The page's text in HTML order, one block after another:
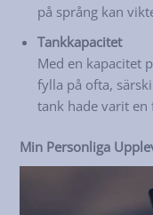
på språng kan
Tankkapacitet
Med en kapacitet
fylla på ofta,
tank hade varit en
Min Personliga